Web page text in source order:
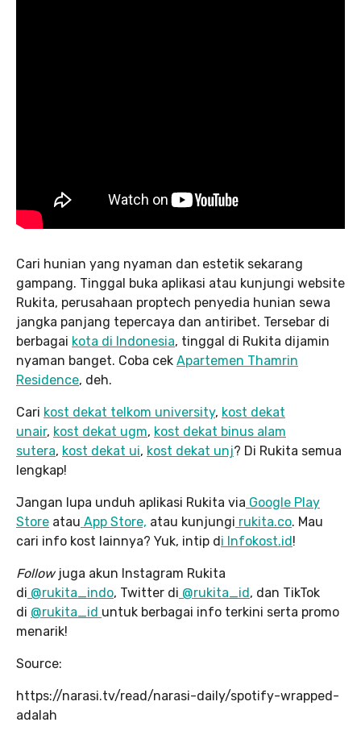
Cari hunian yang nyaman dan estetik sekarang
gampang. Tinggal buka aplikasi atau kunjungi website
Rukita, perusahaan proptech penyedia hunian sewa
jangka panjang tepercaya dan antiribet. Tersebar di
berbagai kota di Indonesia, tinggal di Rukita dijamin
nyaman banget. Coba cek Apartemen Thamrin
Residence, deh.
Cari kost dekat telkom university, kost dekat
unair, kost dekat ugm, kost dekat binus alam
sutera, kost dekat ui, kost dekat unj? Di Rukita semua
lengkap!
Jangan lupa unduh aplikasi Rukita via Google Play
Store atau App Store, atau kunjungi rukita.co. Mau
cari info kost lainnya? Yuk, intip di Infokost.id!
Follow juga akun Instagram Rukita
di @rukita_indo, Twitter di @rukita_id, dan TikTok
di @rukita_id untuk berbagai info terkini serta promo
menarik!
Source:
https://narasi.tv/read/narasi-daily/spotify-wrapped-
adalah